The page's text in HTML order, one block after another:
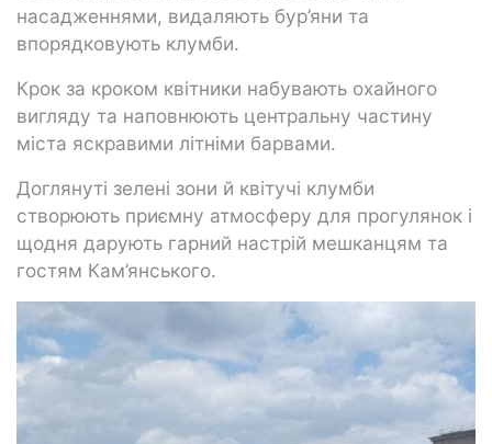
насадженнями, видаляють бур’яни та
впорядковують клумби.
Крок за кроком квітники набувають охайного
вигляду та наповнюють центральну частину
міста яскравими літніми барвами.
Доглянуті зелені зони й квітучі клумби
створюють приємну атмосферу для прогулянок і
щодня дарують гарний настрій мешканцям та
гостям Кам’янського.